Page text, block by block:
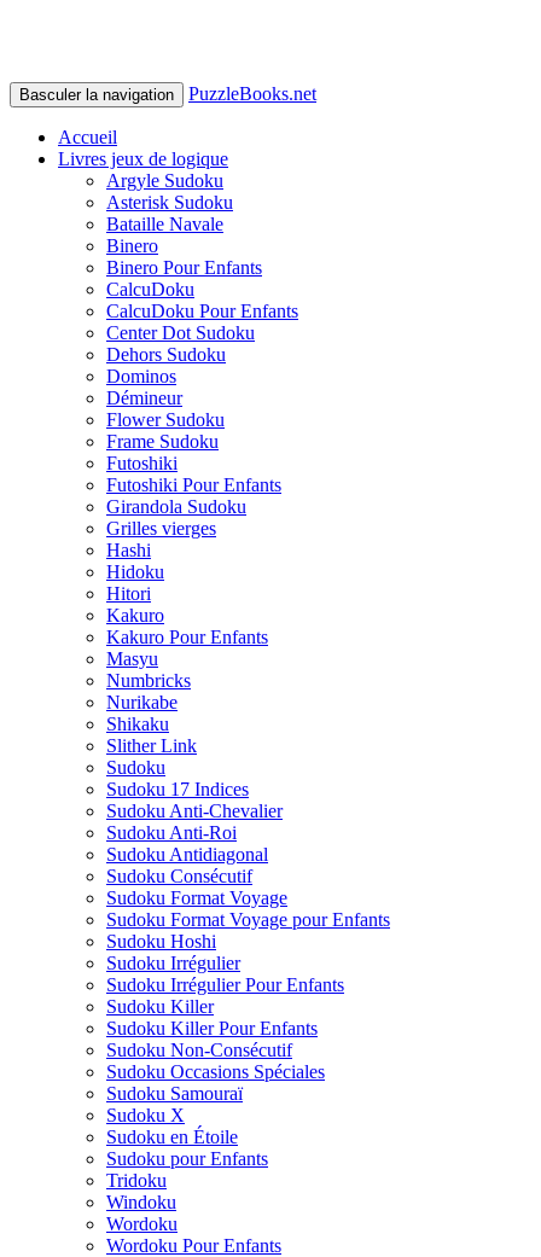
Basculer la navigation PuzzleBooks.net
Accueil
Livres jeux de logique
Argyle Sudoku
Asterisk Sudoku
Bataille Navale
Binero
Binero Pour Enfants
CalcuDoku
CalcuDoku Pour Enfants
Center Dot Sudoku
Dehors Sudoku
Dominos
Démineur
Flower Sudoku
Frame Sudoku
Futoshiki
Futoshiki Pour Enfants
Girandola Sudoku
Grilles vierges
Hashi
Hidoku
Hitori
Kakuro
Kakuro Pour Enfants
Masyu
Numbricks
Nurikabe
Shikaku
Slither Link
Sudoku
Sudoku 17 Indices
Sudoku Anti-Chevalier
Sudoku Anti-Roi
Sudoku Antidiagonal
Sudoku Consécutif
Sudoku Format Voyage
Sudoku Format Voyage pour Enfants
Sudoku Hoshi
Sudoku Irrégulier
Sudoku Irrégulier Pour Enfants
Sudoku Killer
Sudoku Killer Pour Enfants
Sudoku Non-Consécutif
Sudoku Occasions Spéciales
Sudoku Samouraï
Sudoku X
Sudoku en Étoile
Sudoku pour Enfants
Tridoku
Windoku
Wordoku
Wordoku Pour Enfants